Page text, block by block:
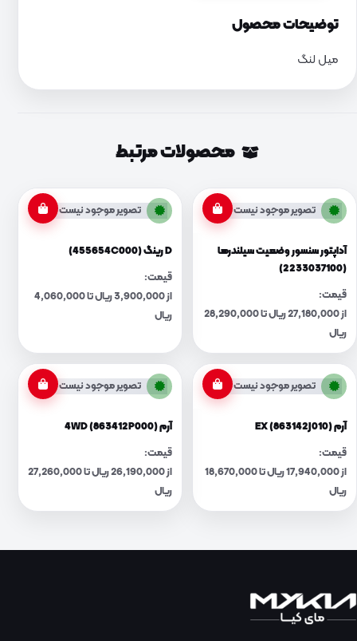
توضیحات محصول
میل لنگ
محصولات مرتبط
تصویر موجود نیست
آداپتور سنسور وضعیت سیلندرها
(2233037100)
قیمت:
از 27,180,000 ریال تا 28,290,000
ریال
تصویر موجود نیست
D رینگ (455654C000)
قیمت:
از 3,900,000 ریال تا 4,060,000
ریال
تصویر موجود نیست
آرم EX (863142J010)
قیمت:
از 17,940,000 ریال تا 18,670,000
ریال
تصویر موجود نیست
آرم 4WD (863412P000)
قیمت:
از 26,190,000 ریال تا 27,260,000
ریال